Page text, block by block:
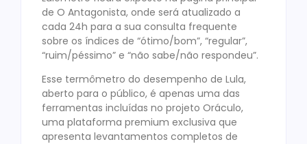
de O Antagonista, onde será atualizado a
cada 24h para a sua consulta frequente
sobre os índices de “ótimo/bom”, “regular”,
“ruim/péssimo” e “não sabe/não respondeu”.
Esse termômetro do desempenho de Lula,
aberto para o público, é apenas uma das
ferramentas incluídas no projeto Oráculo,
uma plataforma premium exclusiva que
apresenta levantamentos completos de